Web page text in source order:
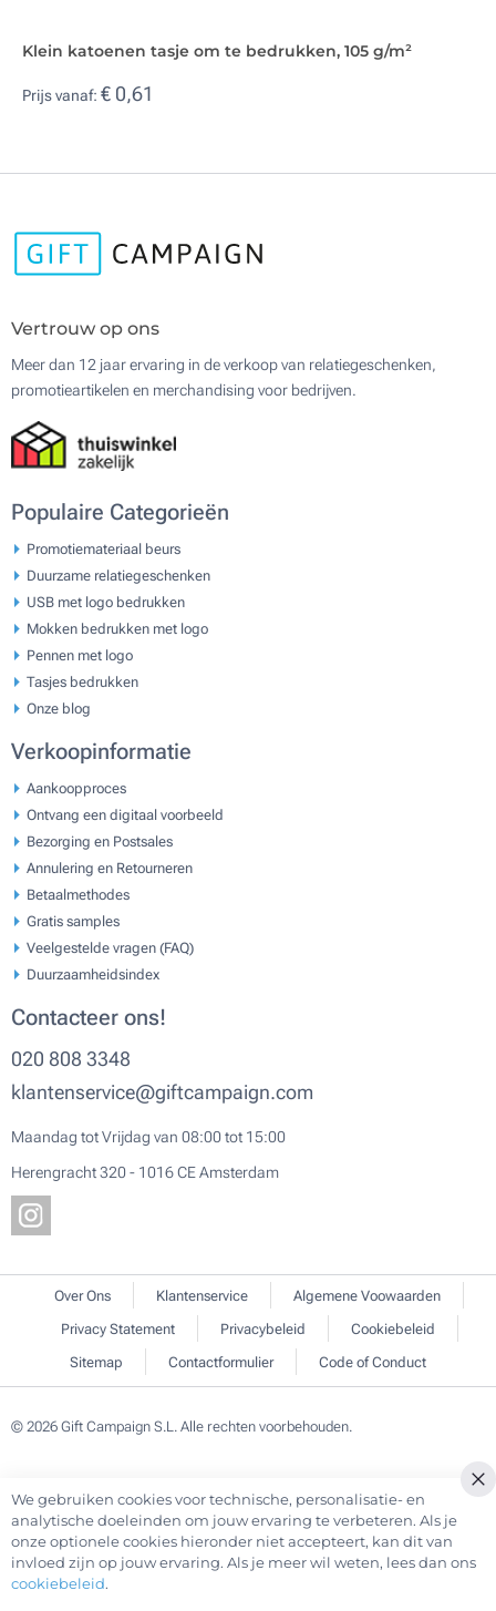
Klein katoenen tasje om te bedrukken, 105 g/m²
Prijs vanaf: € 0,61
Vertrouw op ons
Meer dan 12 jaar ervaring in de verkoop van relatiegeschenken,
promotieartikelen en merchandising voor bedrijven.
Populaire Categorieën
Promotiemateriaal beurs
Duurzame relatiegeschenken
USB met logo bedrukken
Mokken bedrukken met logo
Pennen met logo
Tasjes bedrukken
Onze blog
Verkoopinformatie
Aankoopproces
Ontvang een digitaal voorbeeld
Bezorging en Postsales
Annulering en Retourneren
Betaalmethodes
Gratis samples
Veelgestelde vragen (FAQ)
Duurzaamheidsindex
Contacteer ons!
020 808 3348
klantenservice@giftcampaign.com
Maandag tot Vrijdag van 08:00 tot 15:00
Herengracht 320 - 1016 CE Amsterdam
Over Ons Klantenservice
Algemene Voowaarden
Privacy Statement
Privacybeleid
Cookiebeleid
Sitemap
Contactformulier Code of Conduct
© 2026 Gift Campaign S.L. Alle rechten voorbehouden.
We gebruiken cookies voor technische, personalisatie- en
analytische doeleinden om jouw ervaring te verbeteren. Als je
onze optionele cookies hieronder niet accepteert, kan dit van
invloed zijn op jouw ervaring. Als je meer wil weten, lees dan ons
cookiebeleid.